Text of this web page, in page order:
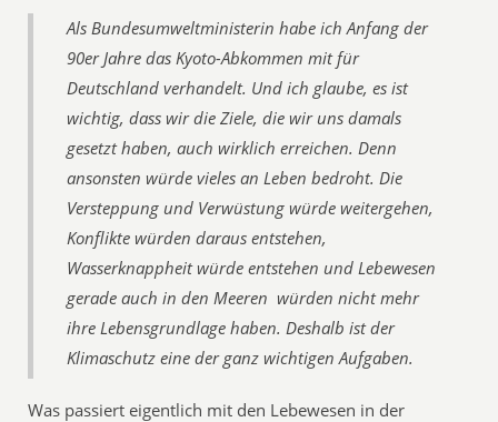
Als Bundesumweltministerin habe ich Anfang der
90er Jahre das Kyoto-Abkommen mit für
Deutschland verhandelt. Und ich glaube, es ist
wichtig, dass wir die Ziele, die wir uns damals
gesetzt haben, auch wirklich erreichen. Denn
ansonsten würde vieles an Leben bedroht. Die
Versteppung und Verwüstung würde weitergehen,
Konflikte würden daraus entstehen,
Wasserknappheit würde entstehen und Lebewesen 
gerade auch in den Meeren  würden nicht mehr
ihre Lebensgrundlage haben. Deshalb ist der
Klimaschutz eine der ganz wichtigen Aufgaben.
Was passiert eigentlich mit den Lebewesen in der